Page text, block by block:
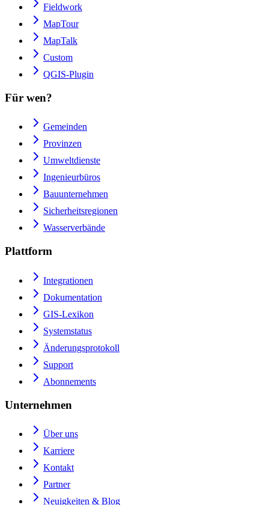
Fieldwork
MapTour
MapTalk
Custom
QGIS-Plugin
Für wen?
Gemeinden
Provinzen
Umweltdienste
Ingenieurbüros
Bauunternehmen
Sicherheitsregionen
Wasserverbände
Plattform
Integrationen
Dokumentation
GIS-Lexikon
Systemstatus
Änderungsprotokoll
Support
Abonnements
Unternehmen
Über uns
Karriere
Kontakt
Partner
Neuigkeiten & Blog